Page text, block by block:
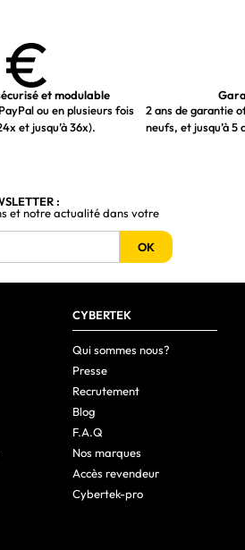
et modulable
ou en plusieurs fois
et jusqu’à 36x).
2 ans de garantie
neufs, et jusqu’à 5
:
et notre actualité dans votre
OK
CYBERTEK
Qui sommes nous?
Presse
Recrutement
Blog
F.A.Q
Nos marques
Accès revendeur
Cybertek-pro